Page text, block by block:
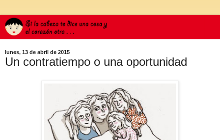
lunes, 13 de abril de 2015
Un contratiempo o una oportunidad